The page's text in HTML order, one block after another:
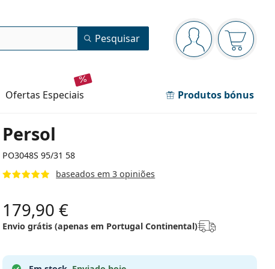
Painel de navegação
está conectado
O cesto
Pesquisar
ofertas especiais Produtos bónus
Persol
PO3048S 95/31 58
baseados em 3 opiniões
179,90 €
Envio grátis (apenas em Portugal Continental)